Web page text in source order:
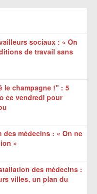
sociaux : « On
de travail sans
le champagne !" : 5
ce vendredi pour
des médecins : « On ne
»
des médecins :
villes, un plan du